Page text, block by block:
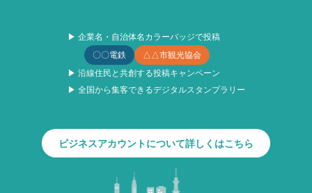
▶ 企業名・自治体名カラーバッジで投稿
〇〇電鉄
△△市観光協会
▶ 沿線住民と共創する投稿キャンペーン
▶ 全国から集客できるデジタルスタンプラリー
ビジネスアカウントについて詳しくはこちら